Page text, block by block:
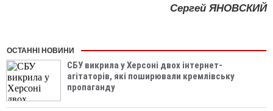
Сергей ЯНОВСКИЙ
ОСТАННІ НОВИНИ
СБУ викрила у Херсоні двох інтернет-
агітаторів, які поширювали кремлівську
пропаганду